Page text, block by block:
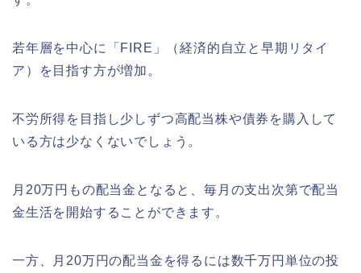
若年層を中心に「FIRE」（経済的自立と早期リタイ
ア）を目指す方が増加。
不労所得を目指し少しずつ高配当株や債券を購入して
いる方は少なくないでしょう。
月20万円もの配当金となると、毎月の支出次第で配当
金生活を開始することができます。
一方、月20万円の配当金を得るには数千万円単位の投